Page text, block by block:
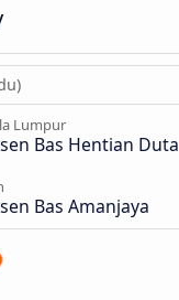
Lumpur
Bas Hentian Duta
Bas Amanjaya